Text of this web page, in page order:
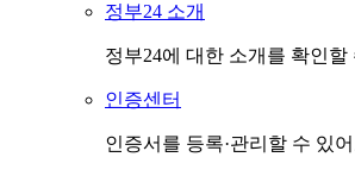
정부24 소개
정부24에 대한 소개를 확인할
인증센터
인증서를 등록·관리할 수 있